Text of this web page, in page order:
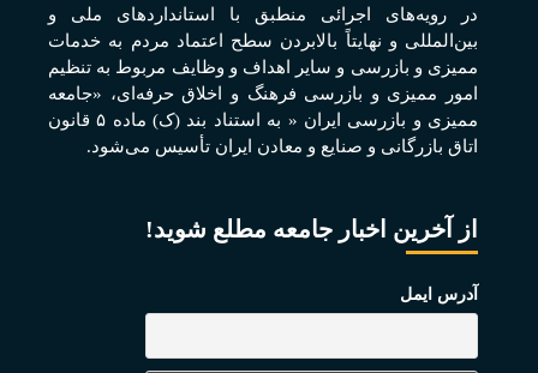
در رويه‌های اجرائی منطبق با استانداردهای ملی و
بين‌المللی و نهايتاً بالابردن سطح اعتماد مردم به خدمات
مميزی و بازرسی و ساير اهداف و وظايف مربوط به تنظيم
امور مميزی و بازرسی فرهنگ و اخلاق حرفه‌ای، «جامعه
مميزی و بازرسی ايران « به استناد بند (ک) ماده ۵ قانون
اتاق بازرگانی و صنايع و معادن ايران تأسيس می‌شود.
از آخرین اخبار جامعه مطلع شوید!
آدرس ایمل